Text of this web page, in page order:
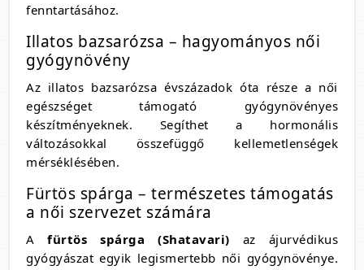
fenntartásához.
Illatos bazsarózsa – hagyományos női
gyógynövény
Az illatos bazsarózsa évszázadok óta része a női
egészséget támogató gyógynövényes
készítményeknek. Segíthet a hormonális
változásokkal összefüggő kellemetlenségek
mérséklésében.
Fürtös spárga – természetes támogatás
a női szervezet számára
Afürtös spárga (Shatavari) az ájurvédikus
gyógyászat egyik legismertebb női gyógynövénye.